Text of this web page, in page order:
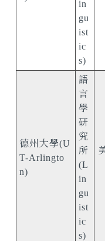
in
gu
ist
ic
s)
德州大學(U
T-Arlingto
n)
語
言
學
研
究
所
(L
in
gu
ist
ic
s)